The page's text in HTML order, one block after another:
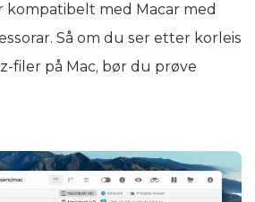
kompatibelt med Macar med
Så om du ser etter korleis
filer på Mac, bør du prøve